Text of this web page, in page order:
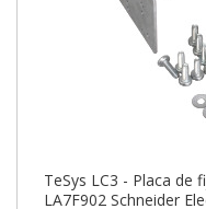
TeSys LC3 - Placa de
LA7F902 Schneider